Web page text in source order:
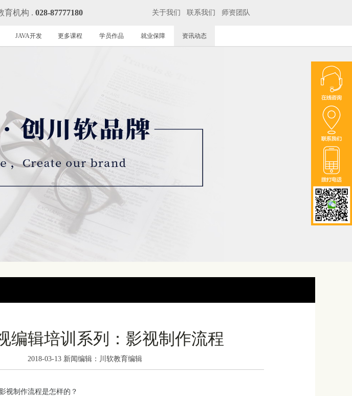
育机构 .028-87777180 关于我们 联系我们 师资团队
JAVA开发 更多课程 学员作品 就业保障 资讯动态
编辑培训系列：影视制作流程
2018-03-13 新闻编辑：川软教育编辑
视制作流程是怎样的？